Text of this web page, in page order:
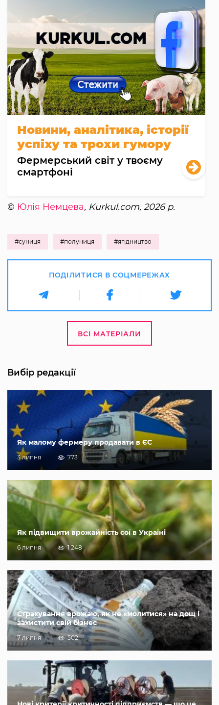
Новини, аналітика, історії
успіху та трохи гумору
Фермерський світ у твоєму
смартфоні
© Юлія Немцева, Kurkul.com, 2026 р.
#суниця #полуниця #ягідництво
ПОДІЛИТИСЯ В СОЦМЕРЕЖАХ
ВСІ МАТЕРІАЛИ
Вибір редакції
Як малому фермеру продавати в ЄС
3 липня 773
Як підвищити врожайність сої в Україні
6 липня 1 248
Страхування врожаю, як не «молитися» на дощ і
захистити свій бізнес
7 липня 502